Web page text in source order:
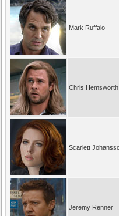
Mark Ruffalo
Chris Hemsworth
Scarlett
Jeremy Renner